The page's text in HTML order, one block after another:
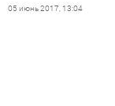
05 июнь 2017, 13:04